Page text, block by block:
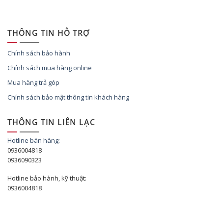
THÔNG TIN HỖ TRỢ
Chính sách bảo hành
Chính sách mua hàng online
Mua hàng trả góp
Chính sách bảo mật thông tin khách hàng
THÔNG TIN LIÊN LẠC
Hotline bán hàng:
0936004818
0936090323
Hotline bảo hành, kỹ thuật:
0936004818